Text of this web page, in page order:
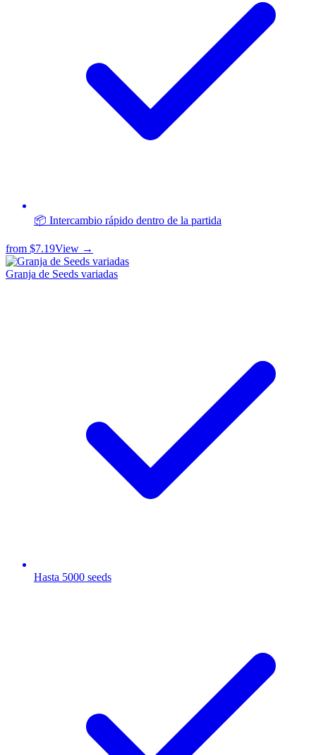
📦 Intercambio rápido dentro de la partida
from $7.19View →
Granja de Seeds variadas
Hasta 5000 seeds